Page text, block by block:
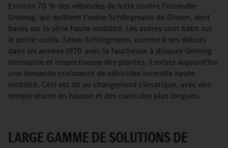
Environ 70 % des véhicules de lutte contre l'incendie
Unimog, qui quittent l'usine Schlingmann de Dissen, sont
basés sur la série haute mobilité. Les autres sont bâtis sur
le porte-outils. Selon Schlingmann, comme à ses débuts
dans les années 1970 avec la faucheuse à disques Unimog
innovante et respectueuse des plantes, il existe aujourd'hui
une demande croissante de véhicules incendie haute
mobilité. Ceci est dû au changement climatique, avec des
températures en hausse et des canicules plus longues.
LARGE GAMME DE SOLUTIONS DE